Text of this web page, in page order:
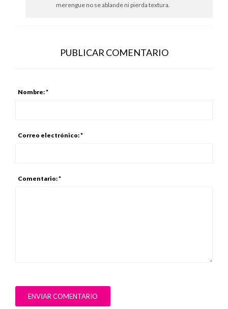
merengue no se ablande ni pierda textura.
PUBLICAR COMENTARIO
Nombre: *
Correo electrónico: *
Comentario: *
ENVIAR COMENTARIO